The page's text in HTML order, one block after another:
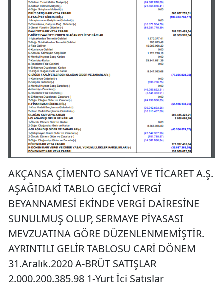
AKÇANSA ÇİMENTO SANAYİ VE TİCARET A.Ş.
AŞAĞIDAKİ TABLO GEÇİCİ VERGİ
BEYANNAMESİ EKİNDE VERGİ DAİRESİNE
SUNULMUŞ OLUP, SERMAYE PİYASASI
MEVZUATINA GÖRE DÜZENLENMEMİŞTİR.
AYRINTILI GELİR TABLOSU CARİ DÖNEM
31.Aralık.2020 A-BRÜT SATIŞLAR
2.000.200.385,98 1-Yurt İçi Satışlar